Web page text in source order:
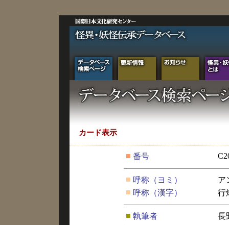
カード表示
■ 番号
■ 呼称（ヨミ）
ア
■ 呼称（漢字） 行
■ 執筆者 長